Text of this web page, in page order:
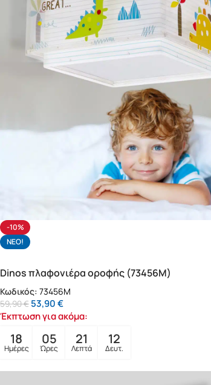
-10%
NΕΟ!
Dinos πλαφονιέρα οροφής (73456M)
Κωδικός: 73456M
59,90€ 53,90€
Έκπτωση για ακόμα:
18
Ημέρες
05
Ώρες
21
Λεπτά
10
Δευτ.